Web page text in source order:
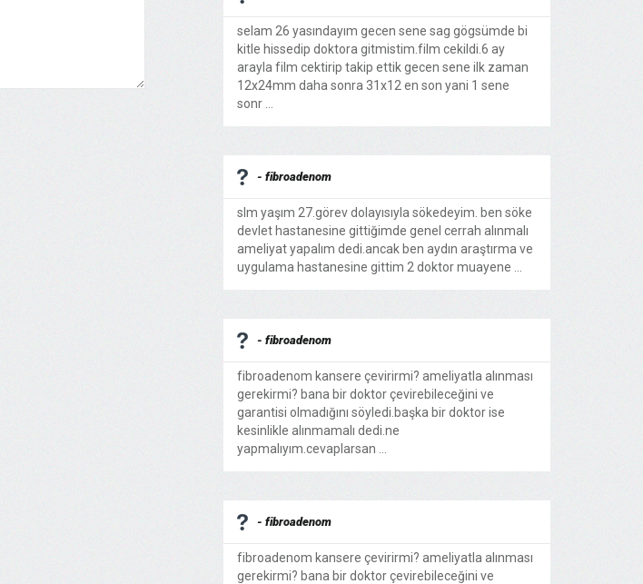
selam 26 yasındayım gecen sene sag gögsümde bi
kitle hissedip doktora gitmistim.film cekildi.6 ay
arayla film cektirip takip ettik gecen sene ilk zaman
12x24mm daha sonra 31x12 en son yani 1 sene
sonr ...
- fibroadenom
slm yaşım 27.görev dolayısıyla sökedeyim. ben söke
devlet hastanesine gittiğimde genel cerrah alınmalı
ameliyat yapalım dedi.ancak ben aydın araştırma ve
uygulama hastanesine gittim 2 doktor muayene ...
- fibroadenom
fibroadenom kansere çevirirmi? ameliyatla alınması
gerekirmi? bana bir doktor çevirebileceğini ve
garantisi olmadığını söyledi.başka bir doktor ise
kesinlikle alınmamalı dedi.ne
yapmalıyım.cevaplarsan ...
- fibroadenom
fibroadenom kansere çevirirmi? ameliyatla alınması
gerekirmi? bana bir doktor çevirebileceğini ve